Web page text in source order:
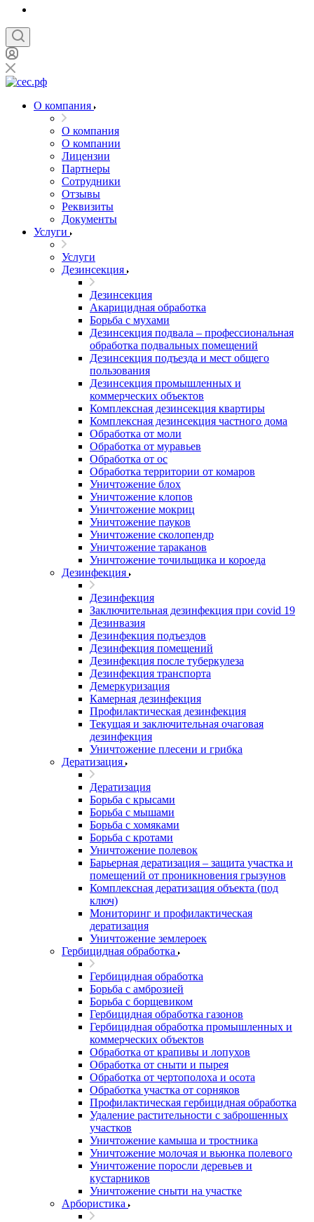
О компания
О компания
О компании
Лицензии
Партнеры
Сотрудники
Отзывы
Реквизиты
Документы
Услуги
Услуги
Дезинсекция
Дезинсекция
Акарицидная обработка
Борьба с мухами
Дезинсекция подвала – профессиональная
обработка подвальных помещений
Дезинсекция подъезда и мест общего
пользования
Дезинсекция промышленных и
коммерческих объектов
Комплексная дезинсекция квартиры
Комплексная дезинсекция частного дома
Обработка от моли
Обработка от муравьев
Обработка от ос
Обработка территории от комаров
Уничтожение блох
Уничтожение клопов
Уничтожение мокриц
Уничтожение пауков
Уничтожение сколопендр
Уничтожение тараканов
Уничтожение точильщика и короеда
Дезинфекция
Дезинфекция
Заключительная дезинфекция при covid 19
Дезинвазия
Дезинфекция подъездов
Дезинфекция помещений
Дезинфекция после туберкулеза
Дезинфекция транспорта
Демеркуризация
Камерная дезинфекция
Профилактическая дезинфекция
Текущая и заключительная очаговая
дезинфекция
Уничтожение плесени и грибка
Дератизация
Дератизация
Борьба с крысами
Борьба с мышами
Борьба с хомяками
Борьба с кротами
Уничтожение полевок
Барьерная дератизация – защита участка и
помещений от проникновения грызунов
Комплексная дератизация объекта (под
ключ)
Мониторинг и профилактическая
дератизация
Уничтожение землероек
Гербицидная обработка
Гербицидная обработка
Борьба с амброзией
Борьба с борщевиком
Гербицидная обработка газонов
Гербицидная обработка промышленных и
коммерческих объектов
Обработка от крапивы и лопухов
Обработка от сныти и пырея
Обработка от чертополоха и осота
Обработка участка от сорняков
Профилактическая гербицидная обработка
Удаление растительности с заброшенных
участков
Уничтожение камыша и тростника
Уничтожение молочая и вьюнка полевого
Уничтожение поросли деревьев и
кустарников
Уничтожение сныти на участке
Арбористика